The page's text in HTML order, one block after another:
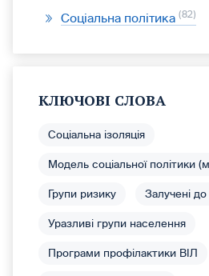
Соціальна політика 82
КЛЮЧОВІ СЛОВА
Соціальна ізоляція
Модель соціальної політики
Групи ризику Залучені
Уразливі групи населення
Програми профілактики ВІЛ